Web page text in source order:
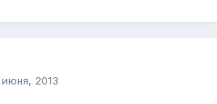
июня, 2013